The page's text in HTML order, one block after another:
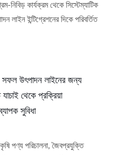
নিবিড় কার্যক্রম থেকে সিস্টেম্যাটিক
লাইন ইন্টিগ্রেশনের দিকে পরিবর্তিত
সফল উৎপাদন লাইনের জন্য
যাচাই থেকে প্রক্রিয়া
সুবিধা
পণ্য পরিচালনা, জৈবপ্রযুক্তি